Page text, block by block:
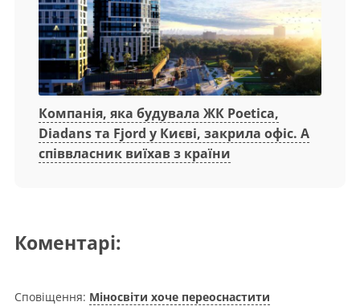
Компанія, яка будувала ЖК Poetica,
Diadans та Fjord у Києві, закрила офіс. А
співвласник виїхав з країни
Коментарі:
Сповіщення: Міносвіти хоче переоснастити